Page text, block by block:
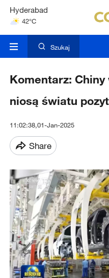
Hyderabad
42°C
Mumbai
Szukaj
Komentarz:
niosą światu
11:02:38,01-Jan-2025
Share